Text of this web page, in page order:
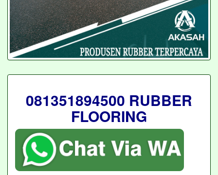
081351894500 RUBBER
FLOORING